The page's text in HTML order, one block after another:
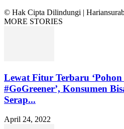
© Hak Cipta Dilindungi |
MORE STORIES
Lewat Fitur Terbaru
#GoGreener’, Konsumen
Serap...
April 24, 2022